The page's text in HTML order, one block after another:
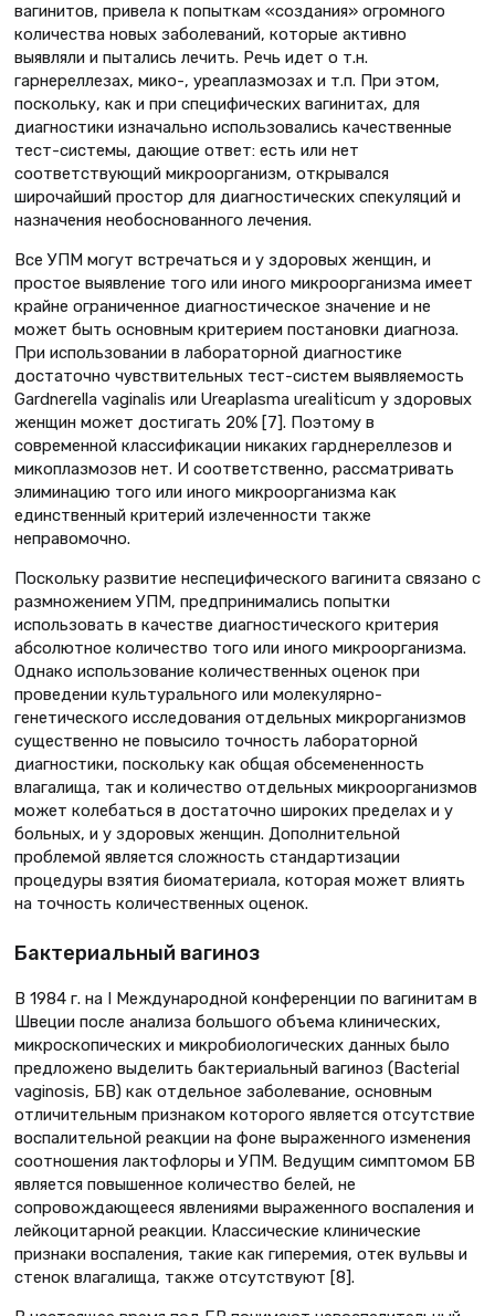
вагинитов, привела к попыткам «создания» огромного
количества новых заболеваний, которые активно
выявляли и пытались лечить. Речь идет о т.н.
гарнереллезах, мико-, уреаплазмозах и т.п. При этом,
поскольку, как и при специфических вагинитах, для
диагностики изначально использовались качественные
тест-системы, дающие ответ: есть или нет
соответствующий микроорганизм, открывался
широчайший простор для диагностических спекуляций и
назначения необоснованного лечения.
Все УПМ могут встречаться и у здоровых женщин, и
простое выявление того или иного микроорганизма имеет
крайне ограниченное диагностическое значение и не
может быть основным критерием постановки диагноза.
При использовании в лабораторной диагностике
достаточно чувствительных тест-систем выявляемость
Gardnerella vaginalis или Ureaplasma urealiticum у здоровых
женщин может достигать 20% [7]. Поэтому в
современной классификации никаких гарднереллезов и
микоплазмозов нет. И соответственно, рассматривать
элиминацию того или иного микроорганизма как
единственный критерий излеченности также
неправомочно.
Поскольку развитие неспецифического вагинита связано с
размножением УПМ, предпринимались попытки
использовать в качестве диагностического критерия
абсолютное количество того или иного микроорганизма.
Однако использование количественных оценок при
проведении культурального или молекулярно-
генетического исследования отдельных микрорганизмов
существенно не повысило точность лабораторной
диагностики, поскольку как общая обсемененность
влагалища, так и количество отдельных микроорганизмов
может колебаться в достаточно широких пределах и у
больных, и у здоровых женщин. Дополнительной
проблемой является сложность стандартизации
процедуры взятия биоматериала, которая может влиять
на точность количественных оценок.
Бактериальный вагиноз
В 1984 г. на I Международной конференции по вагинитам в
Швеции после анализа большого объема клинических,
микроскопических и микробиологических данных было
предложено выделить бактериальный вагиноз (Bacterial
vaginosis, БВ) как отдельное заболевание, основным
отличительным признаком которого является отсутствие
воспалительной реакции на фоне выраженного изменения
соотношения лактофлоры и УПМ. Ведущим симптомом БВ
является повышенное количество белей, не
сопровождающееся явлениями выраженного воспаления и
лейкоцитарной реакции. Классические клинические
признаки воспаления, такие как гиперемия, отек вульвы и
стенок влагалища, также отсутствуют [8].